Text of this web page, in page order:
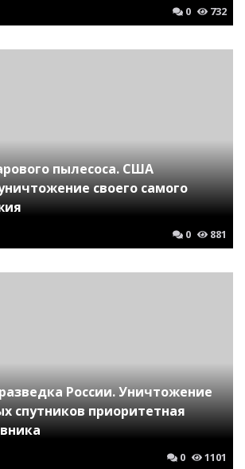
0 732
пылесоса. США
своего самого
0 881
России. Уничтожение
спутников приоритетная
0 1101